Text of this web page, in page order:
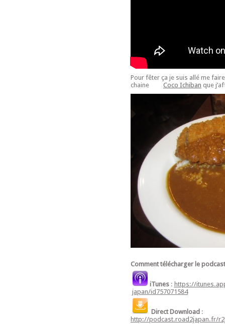
Pour fêter ça je suis allé me
chaine
Coco Ichiban que
Comment télécharger le
iTunes: https://
japan/id757071584
Direct Download :
http://podcast.road2japan.fr/